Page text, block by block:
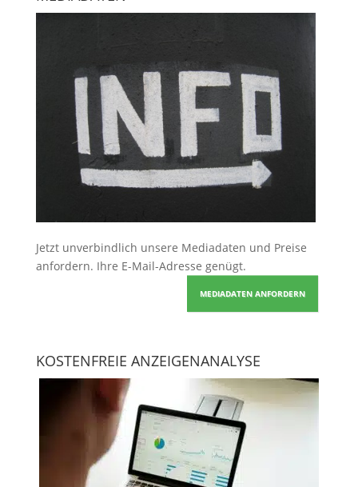
Jetzt unverbindlich unsere Mediadaten und Preise
anfordern. Ihre E-Mail-Adresse genügt.
MEDIADATEN ANFORDERN
KOSTENFREIE ANZEIGENANALYSE